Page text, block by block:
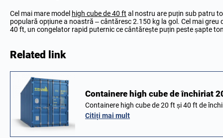
Cel mai mare model high cube de 40 ft al nostru are puțin sub patru
populară opțiune a noastră – cântăresc 2.150 kg la gol. Cel mai
40 ft, un congelator rapid puternic ce cântărește puțin peste șapte
Related link
Containere high cube de închiriat
Containere high cube de 20 ft și 40 ft de
Citiți mai mult